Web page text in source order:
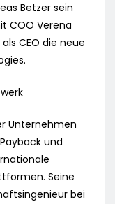
Betzer sein
COO Verena
CEO die neue
Unternehmen
und
Seine
bei